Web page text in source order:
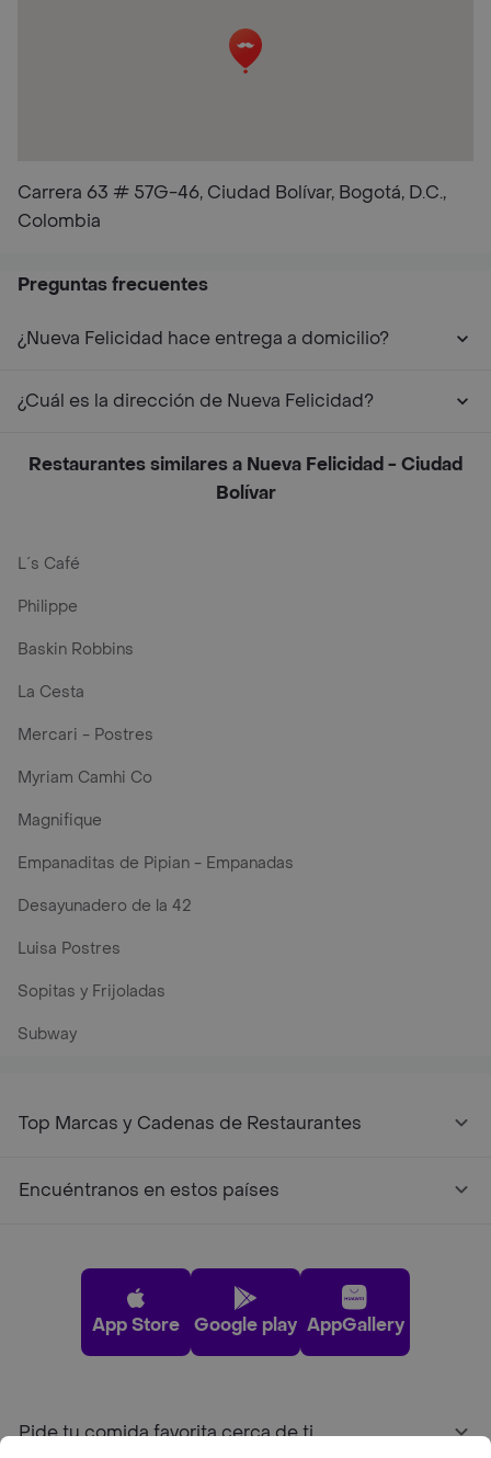
Carrera 63 # 57G-46, Ciudad Bolívar, Bogotá, D.C.,
Colombia
Preguntas frecuentes
¿Nueva Felicidad hace entrega a domicilio?
¿Cuál es la dirección de Nueva Felicidad?
Restaurantes similares a Nueva Felicidad - Ciudad
Bolívar
L´s Café
Philippe
Baskin Robbins
La Cesta
Mercari - Postres
Myriam Camhi Co
Magnifique
Empanaditas de Pipian - Empanadas
Desayunadero de la 42
Luisa Postres
Sopitas y Frijoladas
Subway
Top Marcas y Cadenas de Restaurantes
Encuéntranos en estos países
App Store Google play AppGallery
Pide tu comida favorita cerca de ti